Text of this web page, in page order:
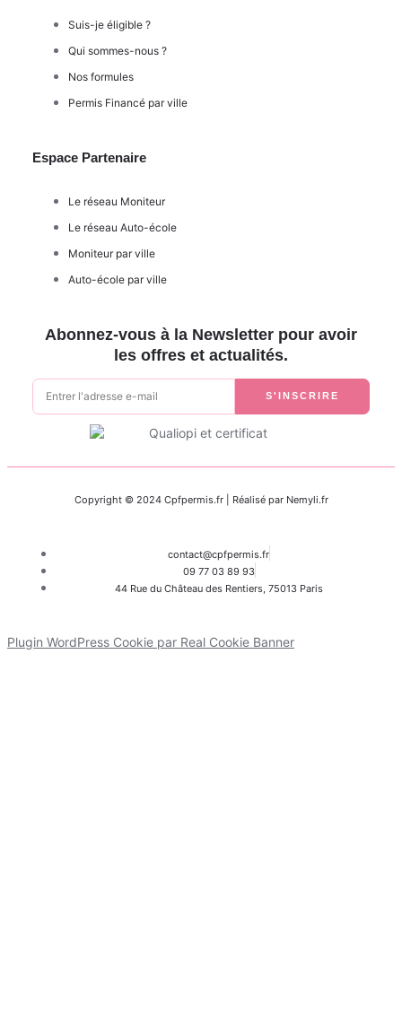
Suis-je éligible ?
Qui sommes-nous ?
Nos formules
Permis Financé par ville
Espace Partenaire
Le réseau Moniteur
Le réseau Auto-école
Moniteur par ville
Auto-école par ville
Abonnez-vous à la Newsletter pour avoir
les offres et actualités.
S'INSCRIRE
Copyright © 2024 Cpfpermis.fr | Réalisé par Nemyli.fr
contact@cpfpermis.fr
09 77 03 89 93
44 Rue du Château des Rentiers, 75013 Paris
Plugin WordPress Cookie par Real Cookie Banner